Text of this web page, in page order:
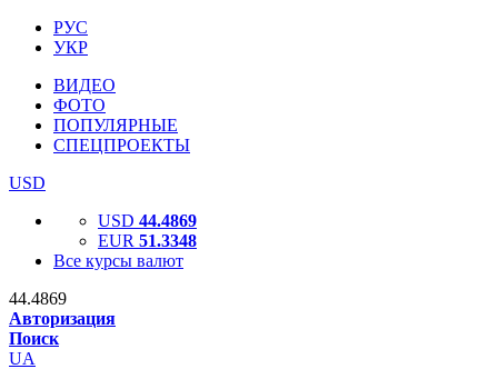
РУС
УКР
ВИДЕО
ФОТО
ПОПУЛЯРНЫЕ
СПЕЦПРОЕКТЫ
USD
USD 44.4869
EUR 51.3348
Все курсы валют
44.4869
Авторизация
Поиск
UA